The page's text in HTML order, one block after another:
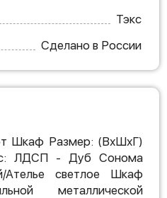
Тэкс
Сделано в России
Шкаф Размер: (ВхШхГ)
ЛДСП - Дуб Сонома
светлое Шкаф
металлической